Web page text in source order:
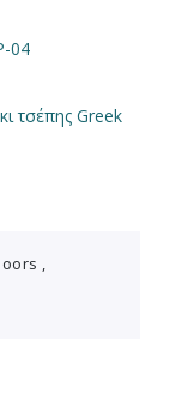
04
τσέπης Greek
,